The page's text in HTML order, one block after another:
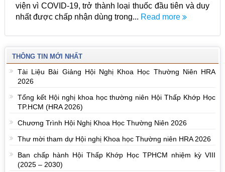
viện vì COVID-19, trở thành loại thuốc đầu tiên và duy
nhất được chấp nhận dùng trong... Read more
THÔNG TIN MỚI NHẤT
Tài Liệu Bài Giảng Hội Nghị Khoa Học Thường Niên HRA
2026
Tổng kết Hội nghị khoa học thường niên Hội Thấp Khớp Học
TP.HCM (HRA 2026)
Chương Trình Hội Nghị Khoa Học Thường Niên 2026
Thư mời tham dự Hội nghị Khoa học Thường niên HRA 2026
Ban chấp hành Hội Thấp Khớp Học TPHCM nhiệm kỳ VIII
(2025 – 2030)